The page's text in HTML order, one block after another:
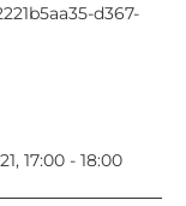
d367-
17:00 - 18:00